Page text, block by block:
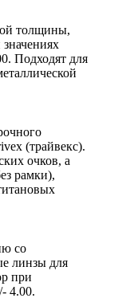
толщины,
Подходят для
(трайвекс).
очков, а
рамки),
со
линзы для
при
4.00.